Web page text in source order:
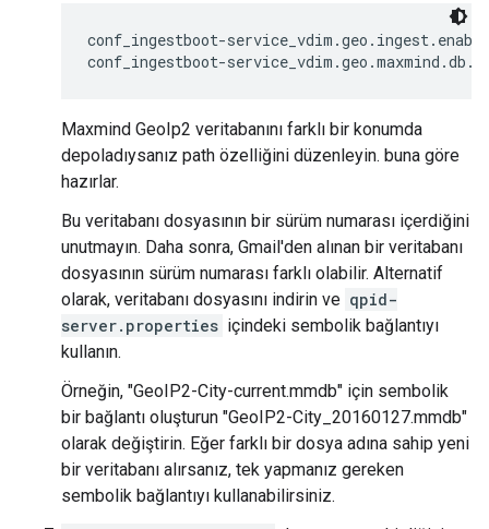
conf_ingestboot-
conf_ingestboot-
Maxmind GeoIp2 veritabanını farklı bir konumda
depoladıysanız path özelliğini düzenleyin. buna göre
hazırlar.
Bu veritabanı dosyasının bir sürüm numarası içerdiğini
unutmayın. Daha sonra, Gmail'den alınan bir veritabanı
dosyasının sürüm numarası farklı olabilir. Alternatif
olarak, veritabanı dosyasını indirin ve qpid-
server.properties içindeki sembolik bağlantıyı
kullanın.
Örneğin, "GeoIP2-City-current.mmdb" için sembolik
bir bağlantı oluşturun "GeoIP2-City_20160127.mmdb"
olarak değiştirin. Eğer farklı bir dosya adına sahip yeni
bir veritabanı alırsanız, tek yapmanız gereken
sembolik bağlantıyı kullanabilirsiniz.